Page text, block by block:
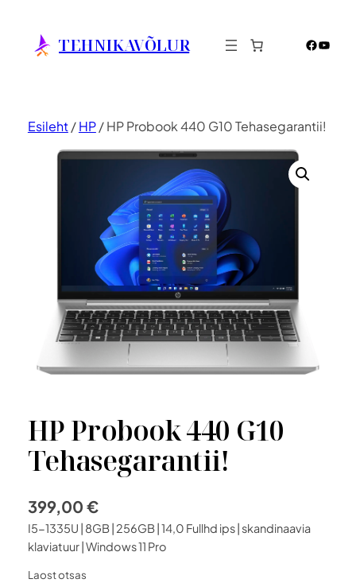
juurde
TEHNIKAVÕLUR
Esileht/HP/ HP Probook 440 G10 Tehasegarantii!
HP Probook 440 G10
Tehasegarantii!
399,00 €
I5-1335U | 8GB | 256GB | 14,0 Fullhd ips | skandinaavia
klaviatuur | Windows 11 Pro
Laost otsas